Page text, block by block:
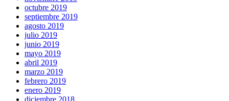
octubre 2019
septiembre 2019
agosto 2019
julio 2019
junio 2019
mayo 2019
abril 2019
marzo 2019
febrero 2019
enero 2019
diciembre 2018